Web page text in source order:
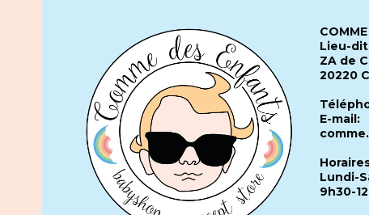
Lieu-
ZA de
20220
E-mail:
Lundi-
9h30-